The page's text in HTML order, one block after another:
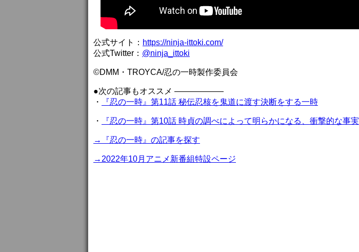
公式サイト： https://ninja-ittoki.com/
公式Twitter： @ninja_ittoki
©DMM・TROYCA/忍の一時製作委員会
●次の記事もオススメ ——————
・
『忍の一時』第11話 秘伝忍核を鬼道に渡す決断をする一時
・ 『忍の一時』第10話 時貞の調べによって明らかになる、衝撃的な事実
→『忍の一時』の記事を探す
→2022年10月アニメ新番組特設ページ